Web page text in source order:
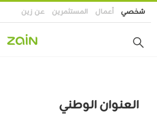
تجاوز
إلى
الرئيسي
شخصي أعمال المستثمرين عن زين
العنوان الوطني